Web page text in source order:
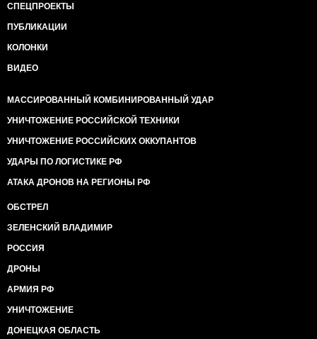
СПЕЦПРОЕКТЫ
ПУБЛИКАЦИИ
КОЛОНКИ
ВИДЕО
МАССИРОВАННЫЙ КОМБИНИРОВАННЫЙ УДАР
УНИЧТОЖЕНИЕ РОССИЙСКОЙ ТЕХНИКИ
УНИЧТОЖЕНИЕ РОССИЙСКИХ ОККУПАНТОВ
УДАРЫ ПО ЛОГИСТИКЕ РФ
АТАКА ДРОНОВ НА РЕГИОНЫ РФ
ОБСТРЕЛ
ЗЕЛЕНСКИЙ ВЛАДИМИР
РОССИЯ
ДРОНЫ
АРМИЯ РФ
УНИЧТОЖЕНИЕ
ДОНЕЦКАЯ ОБЛАСТЬ